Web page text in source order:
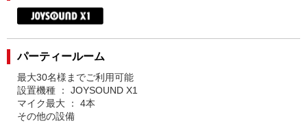
パーティールーム
最大30名様までご利用可能
設置機種 ： JOYSOUND X1
マイク最大 ： 4本
その他の設備